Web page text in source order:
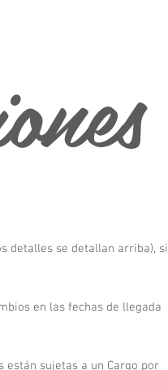
detalles se detallan arriba), si
en las fechas de llegada
están sujetas a un Cargo por